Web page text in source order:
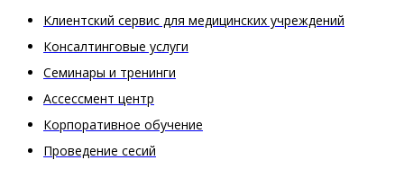
Клиентский сервис для медицинских учреждений
Консалтинговые услуги
Семинары и тренинги
Ассессмент центр
Корпоративное обучение
Проведение сесий